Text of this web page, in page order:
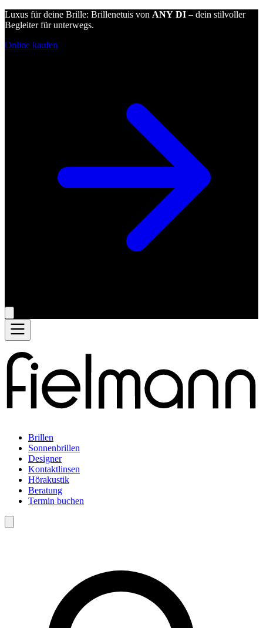
Luxus für deine Brille: Brillenetuis von ANY DI – dein stilvoller
Begleiter für unterwegs.
Online kaufen
Brillen
Sonnenbrillen
Designer
Kontaktlinsen
Hörakustik
Beratung
Termin buchen